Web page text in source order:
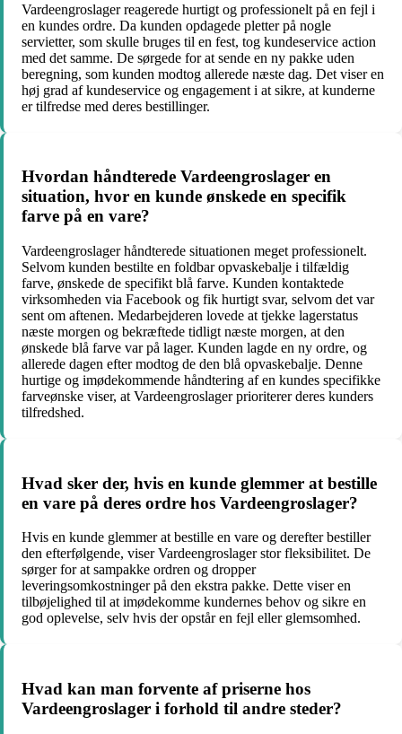
Vardeengroslager reagerede hurtigt og professionelt på en fejl i
en kundes ordre. Da kunden opdagede pletter på nogle
servietter, som skulle bruges til en fest, tog kundeservice action
med det samme. De sørgede for at sende en ny pakke uden
beregning, som kunden modtog allerede næste dag. Det viser en
høj grad af kundeservice og engagement i at sikre, at kunderne
er tilfredse med deres bestillinger.
Hvordan håndterede Vardeengroslager en
situation, hvor en kunde ønskede en specifik
farve på en vare?
Vardeengroslager håndterede situationen meget professionelt.
Selvom kunden bestilte en foldbar opvaskebalje i tilfældig
farve, ønskede de specifikt blå farve. Kunden kontaktede
virksomheden via Facebook og fik hurtigt svar, selvom det var
sent om aftenen. Medarbejderen lovede at tjekke lagerstatus
næste morgen og bekræftede tidligt næste morgen, at den
ønskede blå farve var på lager. Kunden lagde en ny ordre, og
allerede dagen efter modtog de den blå opvaskebalje. Denne
hurtige og imødekommende håndtering af en kundes specifikke
farveønske viser, at Vardeengroslager prioriterer deres kunders
tilfredshed.
Hvad sker der, hvis en kunde glemmer at bestille
en vare på deres ordre hos Vardeengroslager?
Hvis en kunde glemmer at bestille en vare og derefter bestiller
den efterfølgende, viser Vardeengroslager stor fleksibilitet. De
sørger for at sampakke ordren og dropper
leveringsomkostninger på den ekstra pakke. Dette viser en
tilbøjelighed til at imødekomme kundernes behov og sikre en
god oplevelse, selv hvis der opstår en fejl eller glemsomhed.
Hvad kan man forvente af priserne hos
Vardeengroslager i forhold til andre steder?